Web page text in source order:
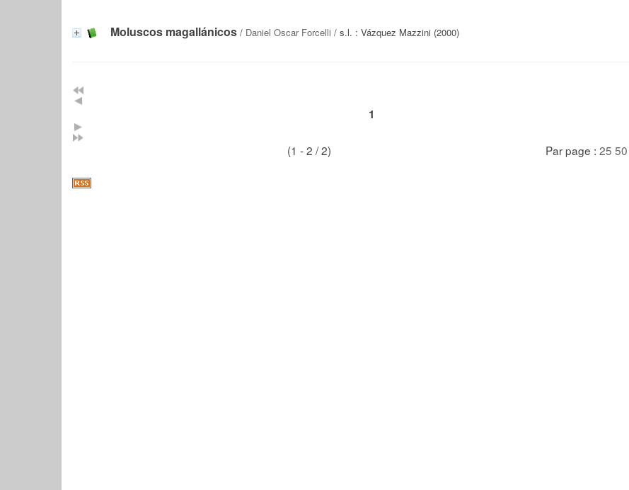
Moluscos magallánicos / Daniel Oscar Forcelli / s.l. : Vázquez Mazzini (2000)
1
(1 - 2 / 2) Par page : 25 50